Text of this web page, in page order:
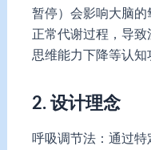
暂停）会影响大脑
正常代谢过程，导致
思维能力下降等认知
2. 设计理念
呼吸调节法：通过特